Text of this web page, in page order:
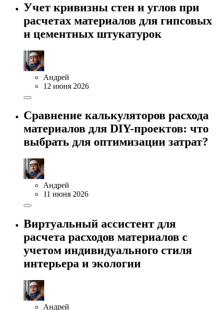
Учет кривизны стен и углов при
расчетах материалов для гипсовых
и цементных штукатурок
Андрей
12 июня 2026
Сравнение калькуляторов расхода
материалов для DIY-проектов: что
выбрать для оптимизации затрат?
Андрей
11 июня 2026
Виртуальный ассистент для
расчета расходов материалов с
учетом индивидуального стиля
интерьера и экологии
Андрей